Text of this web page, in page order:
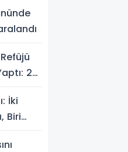
2
İki
Biri